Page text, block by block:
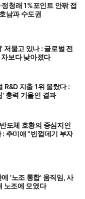
청래 1%포인트 안팎 접
남과 수도권
저물고 있나 : 글로벌 전
보다 낮아졌다
R&D 지출 1위 올랐다 :
총력 기울인 결과
도체 호황의 중심지인
추미애 "빈껍데기 부자
'노조 통합' 움직임, 사
노조에 모였다